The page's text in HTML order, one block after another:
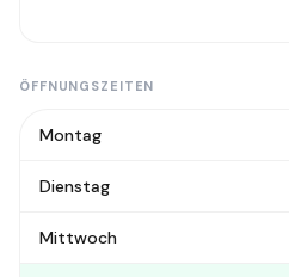
ÖFFNUNGSZEITEN
Montag
Dienstag
Mittwoch